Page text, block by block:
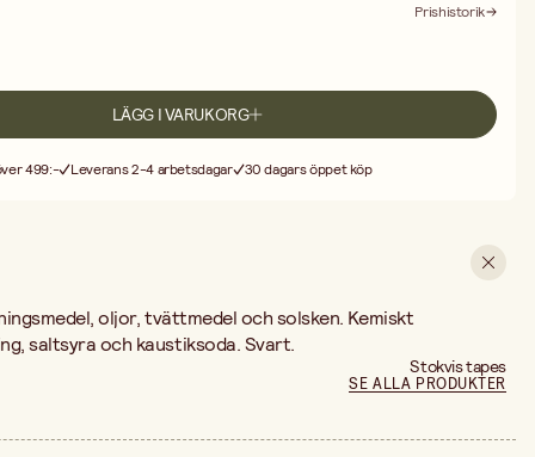
Prishistorik
LÄGG I VARUKORG
499:- Leverans 2-4 arbetsdagar 30 dagars öppet köp
oljor, tvättmedel och solsken. Kemiskt
saltsyra och kaustiksoda. Svart.
Stokvis tapes
SE ALLA PRODUKTER